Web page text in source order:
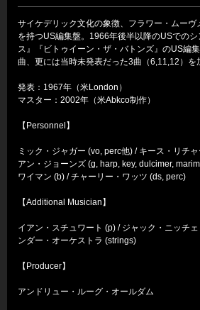
サイケデリック文化の象徴、フラワー・ムー
を持つUS編集盤。1966年後半以降のUSでの
ス』『ビトゥイーン・ザ・バトンズ』のUS編
曲、更には当時未発表だった3曲（6,11,12）を
発表：1967年（米London）
マスター：2002年（米Abkco制作）
【Personnel】
ミック・ジャガー (vo, perc他) / キース・リチ
アン・ジョーンズ (g, harp, key, dulcimer,
ワイマン (b) / チャーリー・ワッツ (ds, perc)
【Additional Musician】
イアン・スチュワート (p) / ジャック・ニッチ
ンダー・オーケストラ (strings)
【Producer】
アンドリュー・ルーグ・オールダム